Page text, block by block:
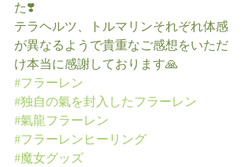
た❣️
テラヘルツ、トルマリンそれぞれ体感
が異なるようで貴重なご感想をいただ
け本当に感謝しております🙏
#フラーレン
#独自の氣を封入したフラーレン
#氣龍フラーレン
#フラーレンヒーリング
#魔女グッズ